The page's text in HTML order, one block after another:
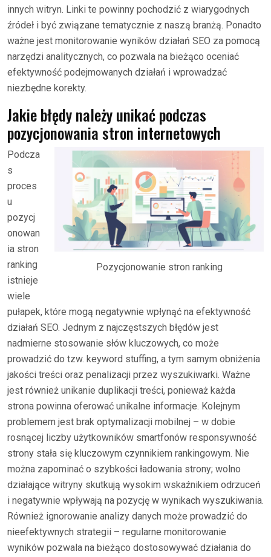
innych witryn. Linki te powinny pochodzić z wiarygodnych
źródeł i być związane tematycznie z naszą branżą. Ponadto
ważne jest monitorowanie wyników działań SEO za pomocą
narzędzi analitycznych, co pozwala na bieżąco oceniać
efektywność podejmowanych działań i wprowadzać
niezbędne korekty.
Jakie błędy należy unikać podczas
pozycjonowania stron internetowych
Pozycjonowanie stron ranking
Podcza
s
proces
u
pozycj
onowan
ia stron
ranking
istnieje
wiele
pułapek, które mogą negatywnie wpłynąć na efektywność
działań SEO. Jednym z najczęstszych błędów jest
nadmierne stosowanie słów kluczowych, co może
prowadzić do tzw. keyword stuffing, a tym samym obniżenia
jakości treści oraz penalizacji przez wyszukiwarki. Ważne
jest również unikanie duplikacji treści, ponieważ każda
strona powinna oferować unikalne informacje. Kolejnym
problemem jest brak optymalizacji mobilnej – w dobie
rosnącej liczby użytkowników smartfonów responsywność
strony stała się kluczowym czynnikiem rankingowym. Nie
można zapominać o szybkości ładowania strony; wolno
działające witryny skutkują wysokim wskaźnikiem odrzuceń
i negatywnie wpływają na pozycję w wynikach wyszukiwania.
Również ignorowanie analizy danych może prowadzić do
nieefektywnych strategii – regularne monitorowanie
wyników pozwala na bieżąco dostosowywać działania do